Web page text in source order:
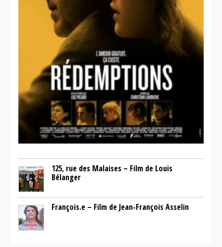
125, rue des Malaises – Film de Louis
Bélanger
François.e – Film de Jean-François Asselin